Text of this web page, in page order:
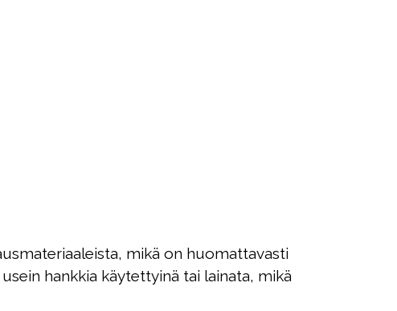
mikä on huomattavasti
hankkia käytettyinä tai lainata, mikä